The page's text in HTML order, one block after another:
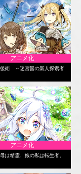
アニメ化
衛 ～迷宮国の新人探索者
アニメ化
は精霊、娘の私は転生者。